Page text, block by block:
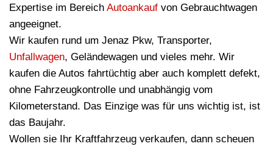
Expertise im Bereich Autoankauf von Gebrauchtwagen
angeeignet.
Wir kaufen rund um Jenaz Pkw, Transporter,
Unfallwagen, Geländewagen und vieles mehr. Wir
kaufen die Autos fahrtüchtig aber auch komplett defekt,
ohne Fahrzeugkontrolle und unabhängig vom
Kilometerstand. Das Einzige was für uns wichtig ist, ist
das Baujahr.
Wollen sie Ihr Kraftfahrzeug verkaufen, dann scheuen